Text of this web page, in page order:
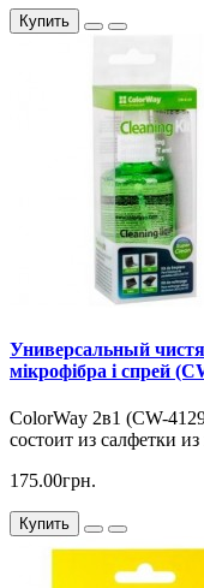
Купить
Универсальный
мікрофібра і спрей
ColorWay 2в1 (CW-
состоит из салфетки
175.00грн.
Купить